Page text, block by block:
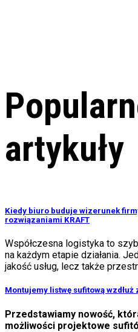
artykuły
Kiedy biuro buduje wizerunek
rozwiązaniami KRAFT
Współczesna logistyka to
na każdym etapie działania.
jakość usług, lecz także
Montujemy listwę sufitową
Przedstawiamy nowość,
możliwości projektowe